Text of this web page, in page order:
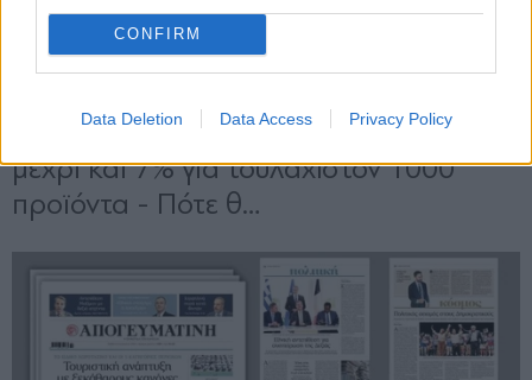
CONFIRM
Data Deletion Data Access Privacy Policy